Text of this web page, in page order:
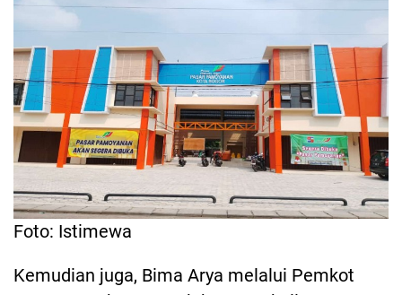
Foto: Istimewa
Kemudian juga, Bima Arya melalui Pemkot